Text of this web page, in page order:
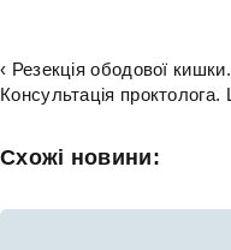
‹ Резекція ободової
Консультація проктолога.
Схожі новини: